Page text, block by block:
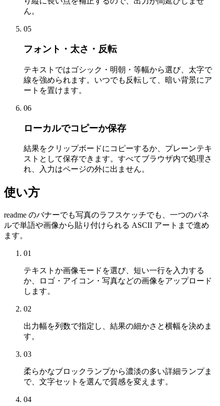
ん。
05
フォント・太さ・反転
テキストではゴシック・明朝・等幅から選び、太字で
線を強められます。いつでも反転して、暗い背景にア
ートを置けます。
06
ローカルでコピーか保存
結果をクリップボードにコピーするか、プレーンテキ
ストとして保存できます。すべてブラウザ内で処理さ
れ、入力はページの外に出ません。
使い方
readme のバナーでも写真のラフスケッチでも、一つのパネ
ルで単語や画像から貼り付けられる ASCII アートまで進め
ます。
01
テキストか画像モードを選び、短い一行を入力する
か、ロゴ・アイコン・写真などの画像をアップロード
します。
02
出力幅を列数で指定し、結果の細かさと横幅を決めま
す。
03
柔らかなブロックランプから濃淡の多い詳細ランプま
で、文字セットを選んで質感を変えます。
04